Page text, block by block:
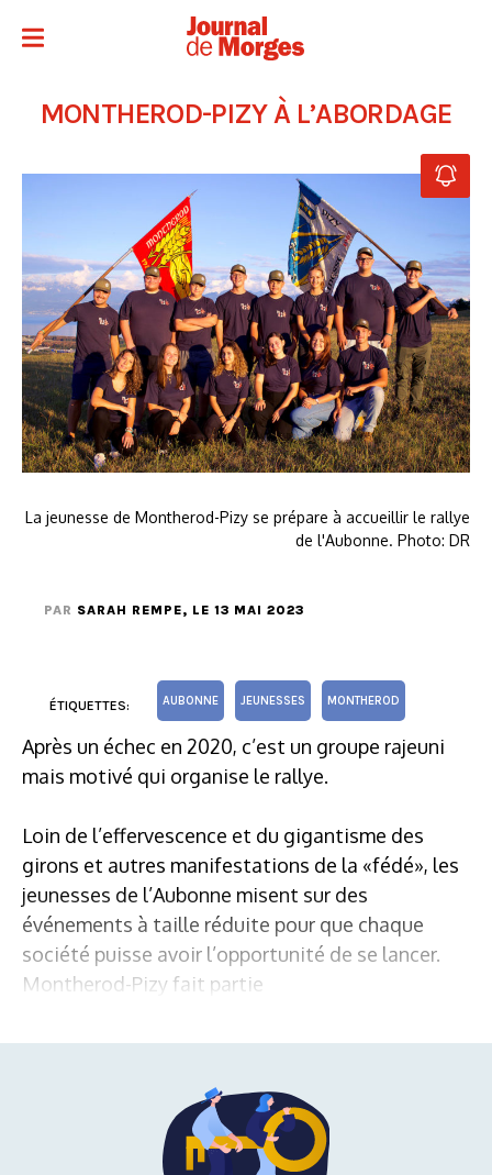
MONTHEROD-PIZY À L’ABORDAGE
La jeunesse de Montherod-Pizy se prépare à accueillir le rallye
de l'Aubonne. Photo: DR
PAR SARAH REMPE, LE 13 MAI 2023
ÉTIQUETTES: AUBONNE JEUNESSES MONTHEROD
Après un échec en 2020, c’est un groupe rajeuni
mais motivé qui organise le rallye.
Loin de l’effervescence et du gigantisme des
girons et autres manifestations de la «fédé», les
jeunesses de l’Aubonne misent sur des
événements à taille réduite pour que chaque
société puisse avoir l’opportunité de se lancer.
Montherod-Pizy fait partie